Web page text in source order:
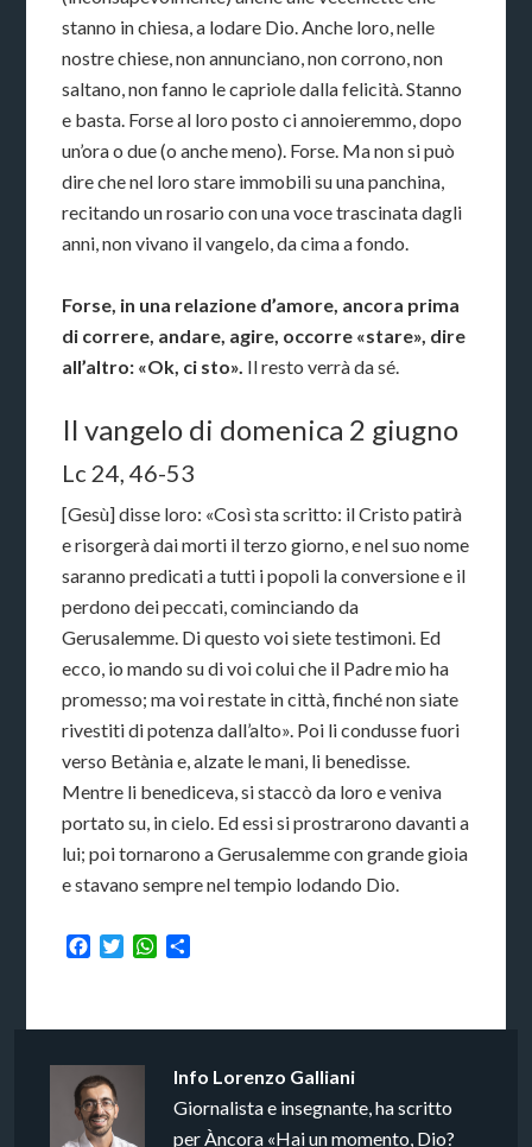
stanno in chiesa, a lodare Dio. Anche loro, nelle
nostre chiese, non annunciano, non corrono, non
saltano, non fanno le capriole dalla felicità. Stanno
e basta. Forse al loro posto ci annoieremmo, dopo
un’ora o due (o anche meno). Forse. Ma non si può
dire che nel loro stare immobili su una panchina,
recitando un rosario con una voce trascinata dagli
anni, non vivano il vangelo, da cima a fondo.
Forse, in una relazione d’amore, ancora prima
di correre, andare, agire, occorre «stare», dire
all’altro: «Ok, ci sto». Il resto verrà da sé.
Il vangelo di domenica 2 giugno
Lc 24, 46-53
[Gesù] disse loro: «Così sta scritto: il Cristo patirà
e risorgerà dai morti il terzo giorno, e nel suo nome
saranno predicati a tutti i popoli la conversione e il
perdono dei peccati, cominciando da
Gerusalemme. Di questo voi siete testimoni. Ed
ecco, io mando su di voi colui che il Padre mio ha
promesso; ma voi restate in città, finché non siate
rivestiti di potenza dall’alto». Poi li condusse fuori
verso Betània e, alzate le mani, li benedisse.
Mentre li benediceva, si staccò da loro e veniva
portato su, in cielo. Ed essi si prostrarono davanti a
lui; poi tornarono a Gerusalemme con grande gioia
e stavano sempre nel tempio lodando Dio.
Facebook
TwitterWhatsApp
Info Lorenzo Galliani
Giornalista e insegnante, ha scritto
per Àncora «Hai un momento, Dio?